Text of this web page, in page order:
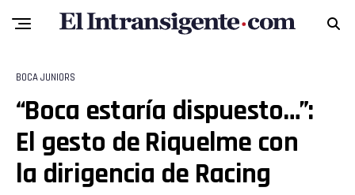
BOCA JUNIORS
“Boca estaría dispuesto…”:
El gesto de Riquelme con
la dirigencia de Racing
Flipboard
Reddit
Pinterest